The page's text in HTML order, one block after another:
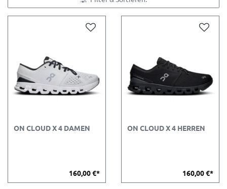
ON CLOUD X 4 DAMEN
160,00 €*
ON CLOUD X 4 HERREN
160,00 €*